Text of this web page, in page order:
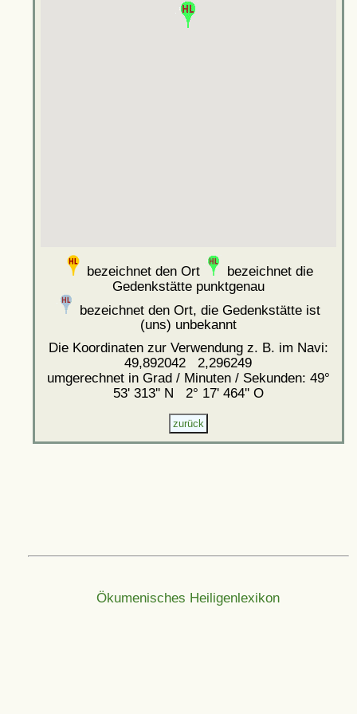
bezeichnet den Ort
bezeichnet die
Gedenkstätte punktgenau
bezeichnet den Ort, die Gedenkstätte ist
(uns) unbekannt
Die Koordinaten zur Verwendung z. B. im Navi:
49,892042 2,296249
umgerechnet in Grad / Minuten / Sekunden: 49°
53' 313'' N 2° 17' 464'' O
Ökumenisches Heiligenlexikon